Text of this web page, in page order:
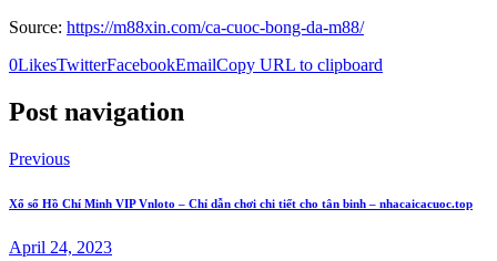
Source: https://m88xin.com/ca-cuoc-bong-da-m88/
0LikesTwitterFacebookEmailCopy URL to clipboard
Post navigation
Previous
Xổ số Hồ Chí Minh VIP Vnloto – Chỉ dẫn chơi chi tiết cho tân binh – nhacaicacuoc.top
April 24, 2023